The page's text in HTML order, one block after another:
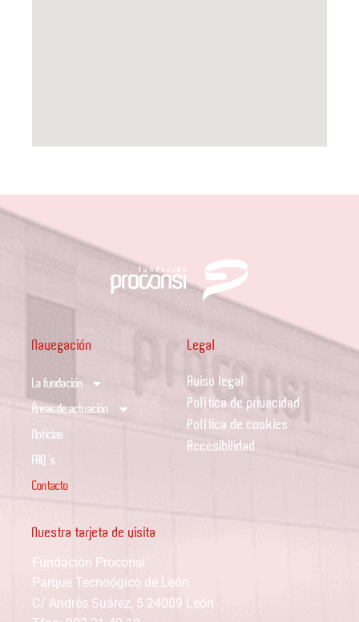
Navegación
La fundación
Áreas de actuación
Noticias
FAQ´s
Contacto
Legal
Aviso legal
Política de privacidad
Política de cookies
Accesibilidad
Nuestra tarjeta de visita
Fundación Proconsi
Parque Tecnoógico de León
C/ Andrés Suárez, 5 24009 León